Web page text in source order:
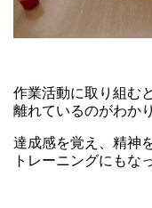
作業活動に取り組む
離れているのがわか
達成感を覚え、精神
トレーニングにもな